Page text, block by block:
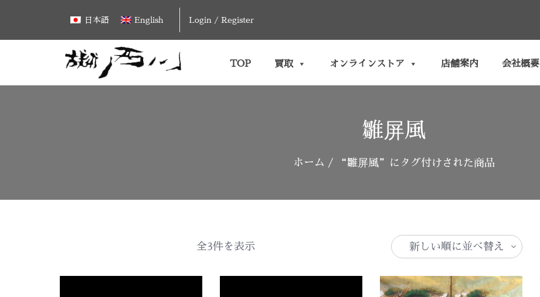
content
日本語 English Login / Register
TOP 買取 オンラインストア 店舗案内 会社概要
雛屏風
ホーム / “雛屏風”にタグ付けされた商品
全3件を表示新
い